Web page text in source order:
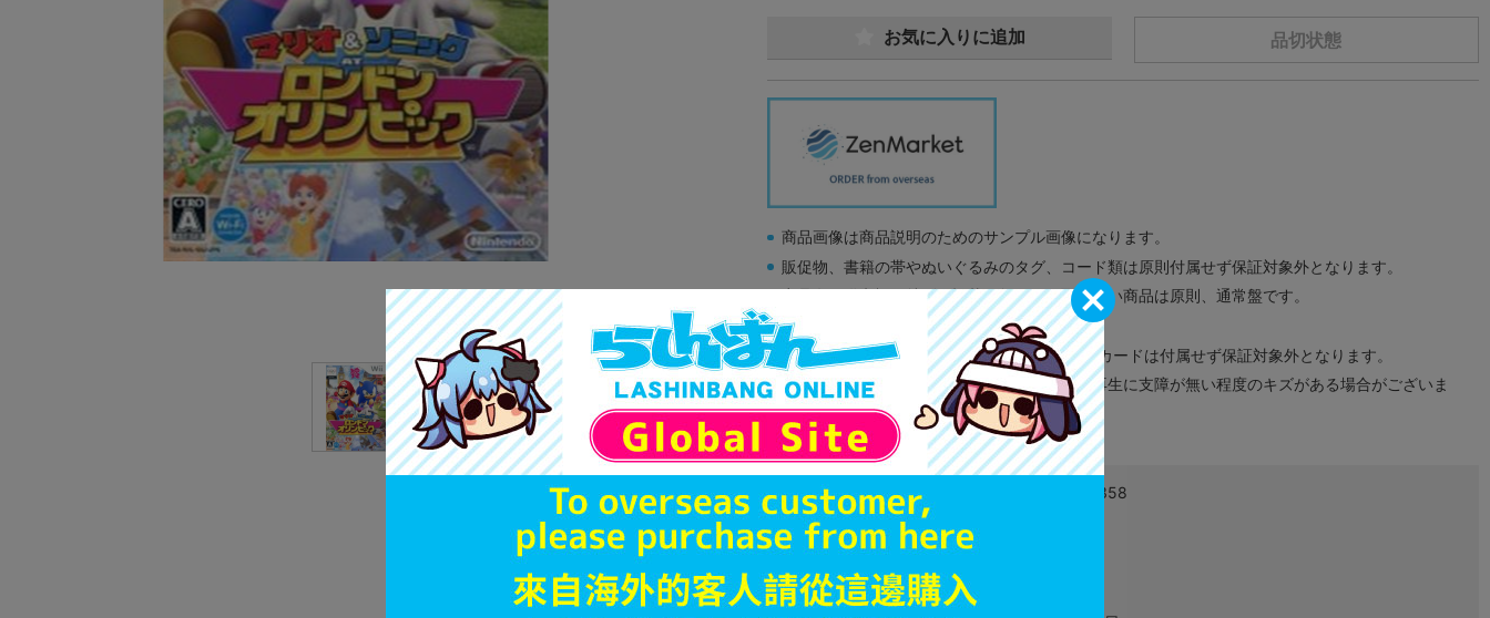
品切状態
お気に入りに追加
商品画像は商品説明のためのサンプル画像になります。
販促物、書籍の帯やぬいぐるみのタグ、コード類は原則付属せず保証対象外となります。
商品名や備考欄に特別な記載が無い限り取り扱い商品は原則、通常盤です。
「電池」は原則として保証対象外となります。
ゲーム機本体には、SDカードなどのメモリーカードは付属せず保証対象外となります。
ディスク類の読み取り面のキズに関しまして再生に支障が無い程度のキズがある場合がございま
す。
※詳細につきましてはコチラ
JANコード 4902370519358
商品番号
商品カテゴリ